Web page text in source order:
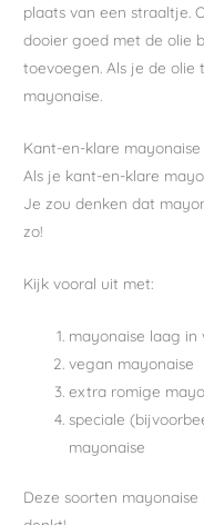
plaats van een straaltje.
dooier goed met de olie
toevoegen. Als je de olie
mayonaise.
Kant-en-klare mayonaise
Als je kant-en-klare
Je zou denken dat
zo!
Kijk vooral uit met:
mayonaise laag in
vegan mayonaise
extra romige
speciale
mayonaise
Deze soorten